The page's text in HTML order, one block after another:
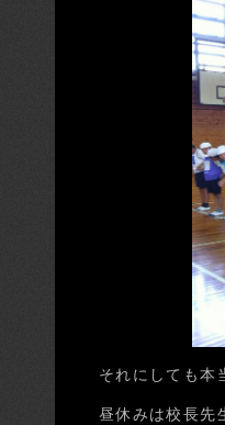
それにしても本
昼休みは校長先